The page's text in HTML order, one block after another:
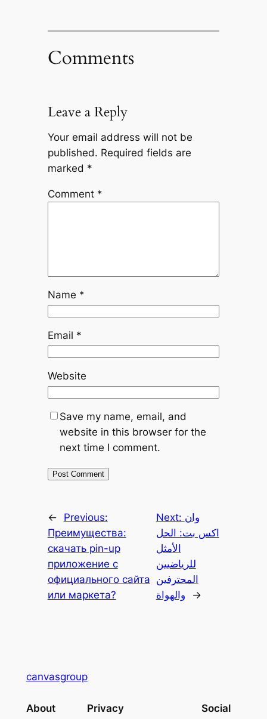
Comments
Leave a Reply
Your email address will not be
published. Required fields are
marked *
Comment *
Name *
Email *
Website
Save my name, email, and
website in this browser for the
next time I comment.
←
Previous:
Преимущества:
скачать pin-up
приложение с
официального сайта
или маркета?
Next: وان
اكس بت: الحل
الأمثل
للرياضيين
المحترفين
والهواة
→
canvasgroup
About Privacy Social